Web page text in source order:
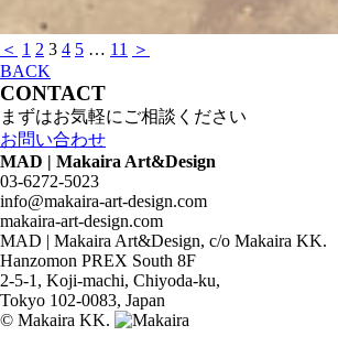
＜ 1 2 3 4 5 … 11
＞
BACK
CONTACT
まずはお気軽にご相談ください
お問い合わせ
MAD | Makaira Art&Design
03-6272-5023
info@makaira-art-design.com
makaira-art-design.com
MAD | Makaira Art&Design, c/o Makaira KK.
Hanzomon PREX South 8F
2-5-1, Koji-machi, Chiyoda-ku,
Tokyo 102-0083, Japan
© Makaira KK.